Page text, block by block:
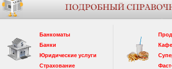
Банкоматы
Банки
Юридические услуги
Страхование
Кафе